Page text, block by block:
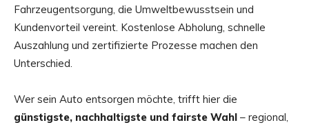
Fahrzeugentsorgung, die Umweltbewusstsein und
Kundenvorteil vereint. Kostenlose Abholung, schnelle
Auszahlung und zertifizierte Prozesse machen den
Unterschied.
Wer sein Auto entsorgen möchte, trifft hier die
günstigste, nachhaltigste und fairste Wahl – regional,